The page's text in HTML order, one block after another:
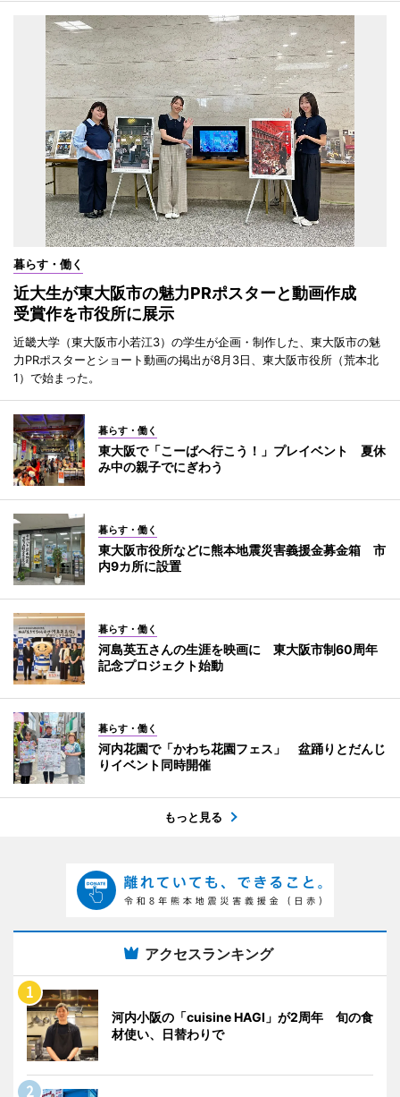
暮らす・働く
近大生が東大阪市の魅力PRポスターと動画作成
受賞作を市役所に展示
近畿大学（東大阪市小若江3）の学生が企画・制作した、東大阪市の魅
力PRポスターとショート動画の掲出が8月3日、東大阪市役所（荒本北
1）で始まった。
暮らす・働く
東大阪で「こーばへ行こう！」プレイベント 夏休
み中の親子でにぎわう
暮らす・働く
東大阪市役所などに熊本地震災害義援金募金箱 市
内9カ所に設置
暮らす・働く
河島英五さんの生涯を映画に 東大阪市制60周年
記念プロジェクト始動
暮らす・働く
河内花園で「かわち花園フェス」 盆踊りとだんじ
りイベント同時開催
もっと見る
アクセスランキング
河内小阪の「cuisine HAGI」が2周年 旬の食
材使い、日替わりで